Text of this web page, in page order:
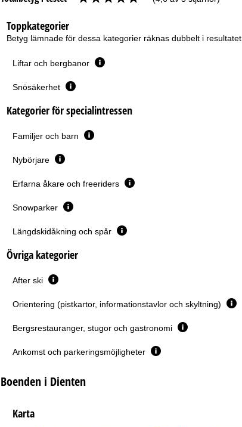
Toppkategorier
Betyg lämnade för dessa kategorier räknas dubbelt i resultatet.
Liftar och bergbanor
Snösäkerhet
Kategorier för specialintressen
Familjer och barn
Nybörjare
Erfarna åkare och freeriders
Snowparker
Längdskidåkning och spår
Övriga kategorier
After ski
Orientering (pistkartor, informationstavlor och skyltning)
Bergsrestauranger, stugor och gastronomi
Ankomst och parkeringsmöjligheter
Boenden i Dienten
Karta